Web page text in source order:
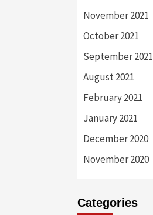
November 2021
October 2021
September 2021
August 2021
February 2021
January 2021
December 2020
November 2020
Categories